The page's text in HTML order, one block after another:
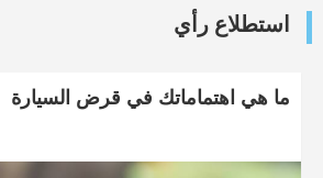
استطلاع رأي
ما هي اهتماماتك في قرض السيارة